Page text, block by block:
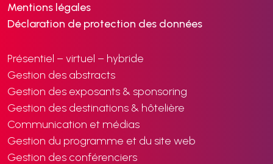
Mentions légales
Déclaration de protection des données
Présentiel – virtuel – hybride
Gestion des abstracts
Gestion des exposants & sponsoring
Gestion des destinations & hôtelière
Communication et médias
Gestion du programme et du site web
Gestion des conférenciers